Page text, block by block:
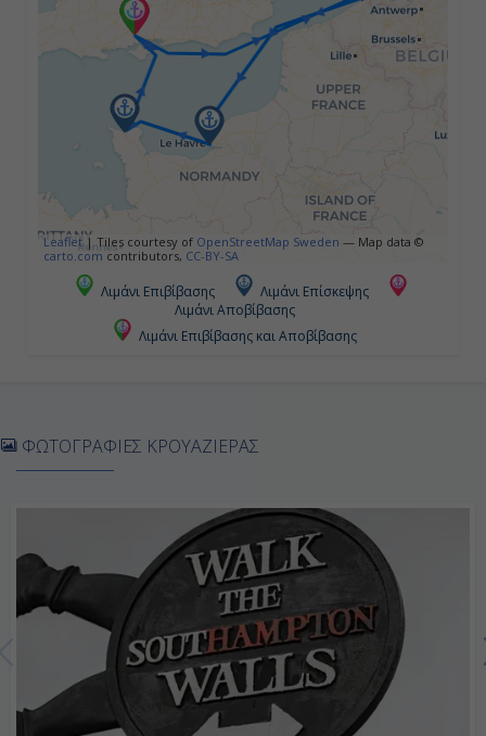
07:00
20:00
Σέρμπουργκ, Γαλλία
07:00
20:00
Ημέρα 6η
Leaflet | Tiles courtesy of OpenStreetMap Sweden — Map data ©
carto.com contributors, CC-BY-SA
Λιμάνι Επιβίβασης
Λιμάνι Επίσκεψης
Λιμάνι Αποβίβασης
Λιμάνι Επιβίβασης και Αποβίβασης
ΦΩΤΟΓΡΑΦΙΕΣ ΚΡΟΥΑΖΙΕΡΑΣ